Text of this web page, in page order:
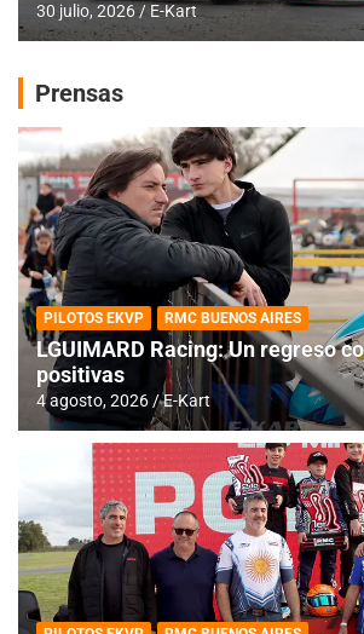
30 julio, 2026 E-Kart
Prensas
PILOTOS EKVP RMC BUENOS AIRES
LGUIMARD Racing: Un regreso
positivas
4 agosto, 2026 E-Kart